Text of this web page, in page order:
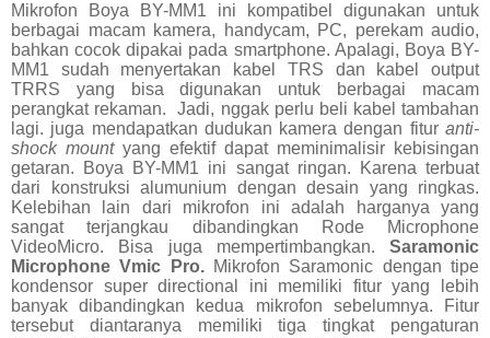
Mikrofon Boya BY-MM1 ini kompatibel digunakan untuk
berbagai macam kamera, handycam, PC, perekam audio,
bahkan cocok dipakai pada smartphone. Apalagi, Boya BY-
MM1 sudah menyertakan kabel TRS dan kabel output
TRRS yang bisa digunakan untuk berbagai macam
perangkat rekaman.
Jadi, nggak perlu beli kabel tambahan
lagi. juga mendapatkan dudukan kamera dengan fitur anti-
shock mountyang efektif dapat meminimalisir kebisingan
getaran. Boya BY-MM1 ini sangat ringan. Karena terbuat
dari konstruksi alumunium dengan desain yang ringkas.
Kelebihan lain dari mikrofon ini adalah harganya yang
sangat terjangkau dibandingkan Rode Microphone
VideoMicro. Bisa juga mempertimbangkan. Saramonic
Microphone Vmic Pro.Mikrofon Saramonic dengan tipe
kondensor super directional ini memiliki fitur yang lebih
banyak dibandingkan kedua mikrofon sebelumnya. Fitur
tersebut diantaranya memiliki tiga tingkat pengaturan